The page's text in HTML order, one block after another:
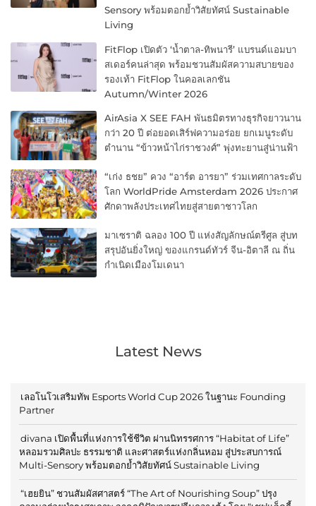
Sensory พร้อมตอกย้ำวิสัยทัศน์ Sustainable
Living
FitFlop เปิดตัว ‘น้ำตาล-ทิพนารี’ แบรนด์แอมบา
สเดอร์คนล่าสุด พร้อมชวนสัมผัสความสบายของ
รองเท้า FitFlop ในคอลเลกชัน
Autumn/Winter 2026
AirAsia X SEE FAH พันธมิตรทางธุรกิจยาวนาน
กว่า 20 ปี ต่อยอดเสิร์ฟความอร่อย ยกเมนูระดับ
ตำนาน “ข้าวหน้าไก่ราชวงศ์” พุ่งทะยานสู่น่านฟ้า
“เก่ง ธชย” ควง “อาร์ต อารยา” ร่วมเทศกาลระดับ
โลก WorldPride Amsterdam 2026 ประกาศ
ศักดาพลังประเทศไทยสู่สายตาชาวโลก
มาเซราติ ฉลอง 100 ปี แห่งสัญลักษณ์ตรีศูล สู่บท
สรุปอันยิ่งใหญ่ ของแกรนด์ทัวร์ จีน-อิตาลี ณ ถิ่น
กำเนิดเมืองโมเดนา
Latest News
เลอโนโวเสริมทัพ Esports World Cup 2026 ในฐานะ Founding
Partner
divana เปิดพื้นที่แห่งการใช้ชีวิต ผ่านนิทรรศการ “Habitat of Life”
หลอมรวมศิลปะ ธรรมชาติ และศาสตร์แห่งกลิ่นหอม สู่ประสบการณ์
Multi-Sensory พร้อมตอกย้ำวิสัยทัศน์ Sustainable Living
“เฮยยิน” ชวนสัมผัสศาสตร์ “The Art of Nourishing Soup” ปรุง